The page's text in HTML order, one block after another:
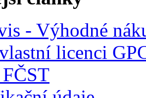
- Výhodné
licenci